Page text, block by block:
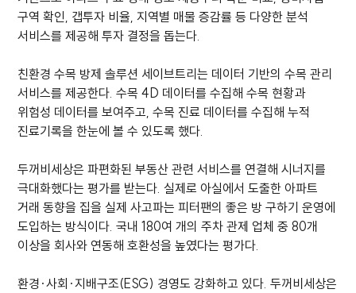
구역 확인, 갭투자 비율, 지역별 매물 증감률 등 다양한 분석
서비스를 제공해 투자 결정을 돕는다.
친환경 수목 방제 솔루션 세이브트리는 데이터 기반의 수목 관리
서비스를 제공한다. 수목 4D 데이터를 수집해 수목 현황과
위험성 데이터를 보여주고, 수목 진료 데이터를 수집해 누적
진료기록을 한눈에 볼 수 있도록 했다.
두꺼비세상은 파편화된 부동산 관련 서비스를 연결해 시너지를
극대화했다는 평가를 받는다. 실제로 아실에서 도출한 아파트
거래 동향을 집을 실제 사고파는 피터팬의 좋은 방 구하기 운영에
도입하는 방식이다. 국내 180여 개의 주차 관제 업체 중 80개
이상을 회사와 연동해 호환성을 높였다는 평가다.
환경·사회·지배구조(ESG) 경영도 강화하고 있다. 두꺼비세상은